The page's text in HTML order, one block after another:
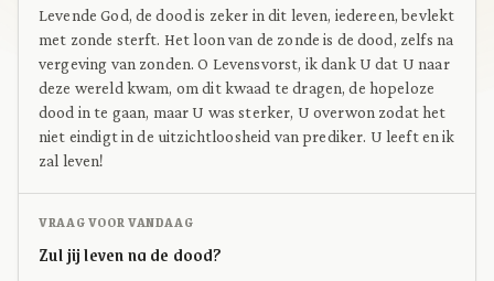
Levende God, de dood is zeker in dit leven, iedereen, bevlekt
met zonde sterft. Het loon van de zonde is de dood, zelfs na
vergeving van zonden. O Levensvorst, ik dank U dat U naar
deze wereld kwam, om dit kwaad te dragen, de hopeloze
dood in te gaan, maar U was sterker, U overwon zodat het
niet eindigt in de uitzichtloosheid van prediker. U leeft en ik
zal leven!
VRAAG VOOR VANDAAG
Zul jij leven na de dood?